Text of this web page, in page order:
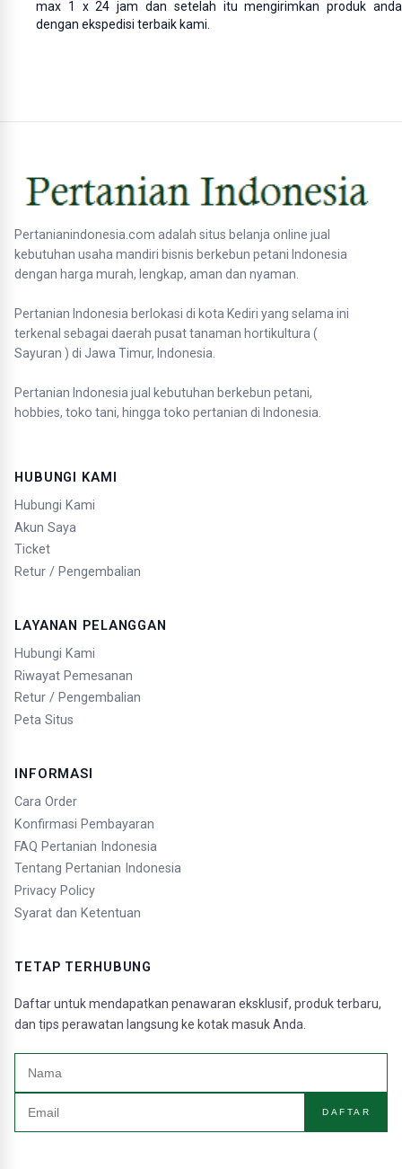
max 1 x 24 jam dan setelah itu mengirimkan produk anda
dengan ekspedisi terbaik kami.
Pertanianindonesia.com adalah situs belanja online jual
kebutuhan usaha mandiri bisnis berkebun petani Indonesia
dengan harga murah, lengkap, aman dan nyaman.
Pertanian Indonesia berlokasi di kota Kediri yang selama ini
terkenal sebagai daerah pusat tanaman hortikultura (
Sayuran ) di Jawa Timur, Indonesia.
Pertanian Indonesia jual kebutuhan berkebun petani,
hobbies, toko tani, hingga toko pertanian di Indonesia.
HUBUNGI KAMI
Hubungi Kami
Akun Saya
Ticket
Retur / Pengembalian
LAYANAN PELANGGAN
Hubungi Kami
Riwayat Pemesanan
Retur / Pengembalian
Peta Situs
INFORMASI
Cara Order
Konfirmasi Pembayaran
FAQ Pertanian Indonesia
Tentang Pertanian Indonesia
Privacy Policy
Syarat dan Ketentuan
TETAP TERHUBUNG
Daftar untuk mendapatkan penawaran eksklusif, produk terbaru,
dan tips perawatan langsung ke kotak masuk Anda.
DAFTAR